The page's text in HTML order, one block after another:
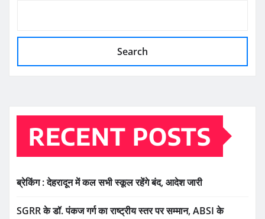
Search
RECENT POSTS
ब्रेकिंग : देहरादून में कल सभी स्कूल रहेंगे बंद, आदेश जारी
SGRR के डॉ. पंकज गर्ग का राष्ट्रीय स्तर पर सम्मान, ABSI के